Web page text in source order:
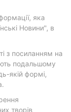
яка
Новини", в
з посиланням на
подальшому
якій формі,
творів